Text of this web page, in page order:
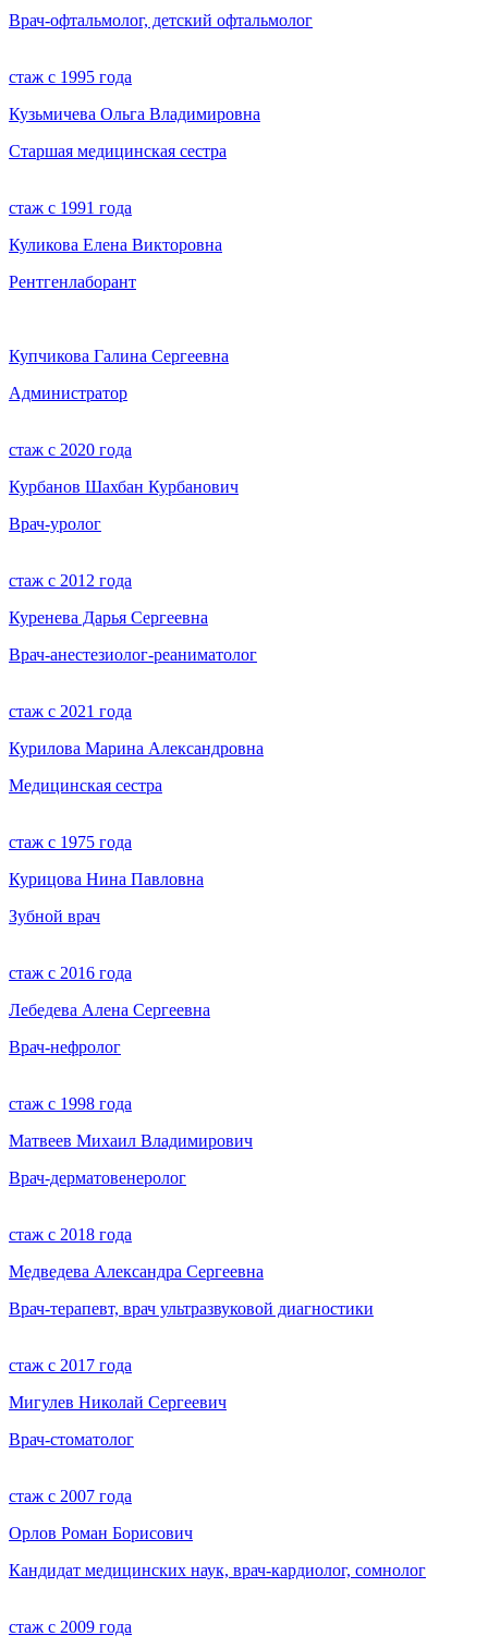
Врач-офтальмолог, детский офтальмолог
стаж с 1995 года
Кузьмичева Ольга Владимировна
Старшая медицинская сестра
стаж с 1991 года
Куликова Елена Викторовна
Рентгенлаборант
Купчикова Галина Сергеевна
Администратор
стаж с 2020 года
Курбанов Шахбан Курбанович
Врач-уролог
стаж с 2012 года
Куренева Дарья Сергеевна
Врач-анестезиолог-реаниматолог
стаж с 2021 года
Курилова Марина Александровна
Медицинская сестра
стаж с 1975 года
Курицова Нина Павловна
Зубной врач
стаж с 2016 года
Лебедева Алена Сергеевна
Врач-нефролог
стаж с 1998 года
Матвеев Михаил Владимирович
Врач-дерматовенеролог
стаж с 2018 года
Медведева Александра Сергеевна
Врач-терапевт, врач ультразвуковой диагностики
стаж с 2017 года
Мигулев Николай Сергеевич
Врач-стоматолог
стаж с 2007 года
Орлов Роман Борисович
Кандидат медицинских наук, врач-кардиолог, сомнолог
стаж с 2009 года